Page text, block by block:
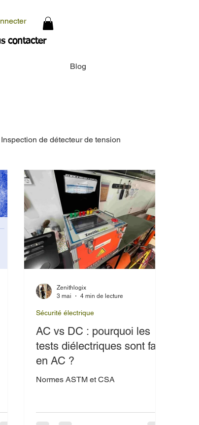
Blog
contacter
Inspection de détecteur de tension
AC vs DC : pourquoi les
tests diélectriques sont faits
en AC ?
Normes ASTM et CSA
Sécurité électrique
Zenithlogix
3 mai
4 min de lecture